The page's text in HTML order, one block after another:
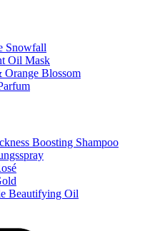
Snowfall
Oil Mask
Orange Blossom
Boosting Shampoo
Beautifying Oil